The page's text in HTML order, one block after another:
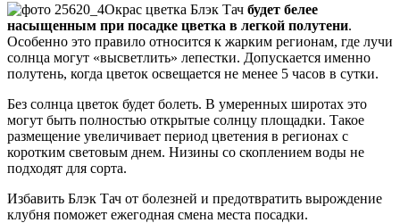
Окрас цветка Блэк Тач будет белее
насыщенным при посадке цветка в легкой полутени.
Особенно это правило относится к жарким регионам, где лучи
солнца могут «высветлить» лепестки. Допускается именно
полутень, когда цветок освещается не менее 5 часов в сутки.
Без солнца цветок будет болеть. В умеренных широтах это
могут быть полностью открытые солнцу площадки. Такое
размещение увеличивает период цветения в регионах с
коротким световым днем. Низины со скоплением воды не
подходят для сорта.
Избавить Блэк Тач от болезней и предотвратить вырождение
клубня поможет ежегодная смена места посадки.